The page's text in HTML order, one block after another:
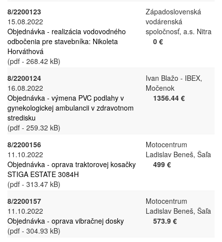
8/2200123
15.08.2022
Objednávka - realizácia vodovodného
odbočenia pre stavebníka: Nikoleta
Horváthová
(pdf - 268.42 kB)
Západoslovenská
vodárenská
spoločnosť, a.s. Nitra
0 €
8/2200124
16.08.2022
Objednávka - výmena PVC podlahy v
gynekologickej ambulancii v zdravotnom
stredisku
(pdf - 259.32 kB)
Ivan Blažo - IBEX,
Močenok
1356.44 €
8/2200156
11.10.2022
Objednávka - oprava traktorovej kosačky
STIGA ESTATE 3084H
(pdf - 313.47 kB)
Motocentrum
Ladislav Beneš, Šaľa
499 €
8/2200157
11.10.2022
Objednávka - oprava vibračnej dosky
(pdf - 304.93 kB)
Motocentrum
Ladislav Beneš, Šaľa
573.9 €